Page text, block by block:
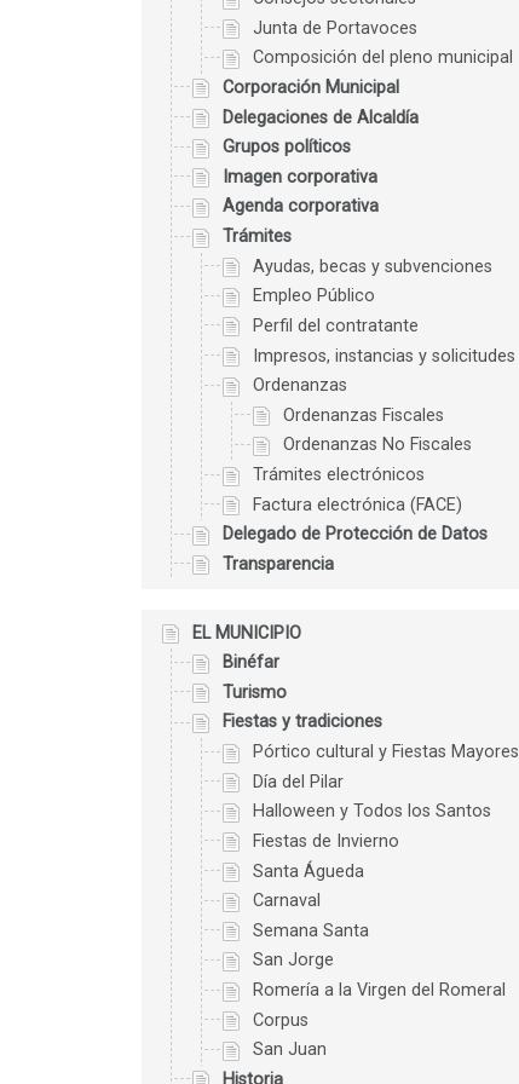
Junta de Portavoces
Composición del pleno municipal
Corporación Municipal
Delegaciones de Alcaldía
Grupos políticos
Imagen corporativa
Agenda corporativa
Trámites
Ayudas, becas y subvenciones
Empleo Público
Perfil del contratante
Impresos, instancias y solicitudes
Ordenanzas
Ordenanzas Fiscales
Ordenanzas No Fiscales
Trámites electrónicos
Factura electrónica (FACE)
Delegado de Protección de Datos
Transparencia
EL MUNICIPIO
Binéfar
Turismo
Fiestas y tradiciones
Pórtico cultural y Fiestas Mayores
Día del Pilar
Halloween y Todos los Santos
Fiestas de Invierno
Santa Águeda
Carnaval
Semana Santa
San Jorge
Romería a la Virgen del Romeral
Corpus
San Juan